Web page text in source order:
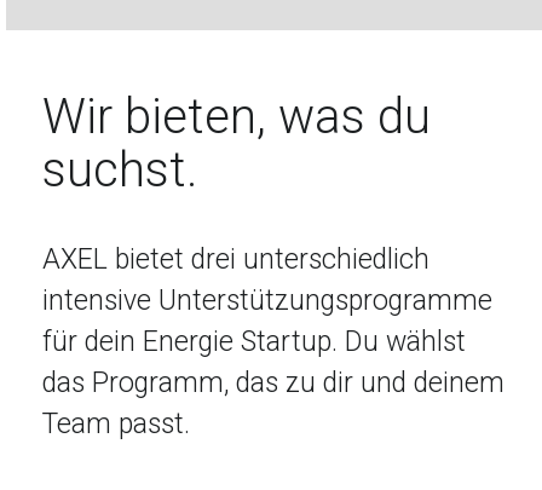
Wir bieten, was du
suchst.
AXEL bietet drei unterschiedlich
intensive Unterstützungsprogramme
für dein Energie Startup. Du wählst
das Programm, das zu dir und deinem
Team passt.